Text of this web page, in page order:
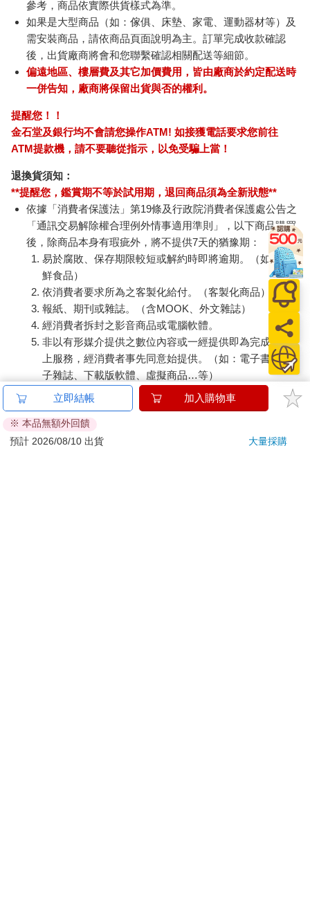
參考，商品依實際供貨樣式為準。
如果是大型商品（如：傢俱、床墊、家電、運動器材等）及
需安裝商品，請依商品頁面說明為主。訂單完成收款確認
後，出貨廠商將會和您聯繫確認相關配送等細節。
偏遠地區、樓層費及其它加價費用，皆由廠商於約定配送時
一併告知，廠商將保留出貨與否的權利。
提醒您！！
金石堂及銀行均不會請您操作ATM! 如接獲電話要求您前往
ATM提款機，請不要聽從指示，以免受騙上當！
退換貨須知：
**提醒您，鑑賞期不等於試用期，退回商品須為全新狀態**
依據「消費者保護法」第19條及行政院消費者保護處公告之
「通訊交易解除權合理例外情事適用準則」，以下商品購買
後，除商品本身有瑕疵外，將不提供7天的猶豫期：
易於腐敗、保存期限較短或解約時即將逾期。（如：生
鮮食品）
依消費者要求所為之客製化給付。（客製化商品）
報紙、期刊或雜誌。（含MOOK、外文雜誌）
經消費者拆封之影音商品或電腦軟體。
非以有形媒介提供之數位內容或一經提供即為完成之線
上服務，經消費者事先同意始提供。（如：電子書、電
子雜誌、下載版軟體、虛擬商品…等）
已拆封之個人衛生用品。（如：內衣褲、刮鬍刀、除毛
刀…等）
若非上列種類商品，均享有到貨7天的猶豫期（含例假
日）。
立即結帳 加入購物車
※ 本品無額外回饋
預計 2026/08/10 出貨
大量採購